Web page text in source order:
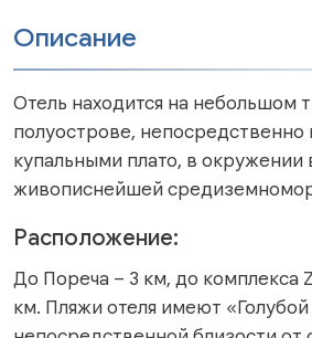
Описание
Отель находится на небольшом
полуострове, непосредственно
купальными плато, в окружении
живописнейшей
Расположение:
До Пореча – 3 км, до комплекса
км. Пляжи отеля имеют